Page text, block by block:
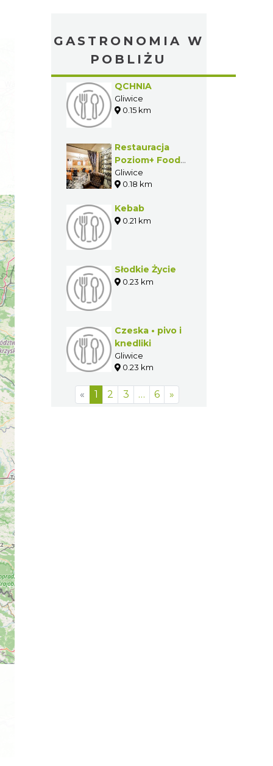
GASTRONOMIA W
POBLIŻU
QCHNIA
Gliwice
0.15 km
Restauracja
Poziom+ Food
& Wine (Hotel
Diament Plaza
Gliwice
0.18 km
Kebab
0.21 km
Słodkie Życie
0.23 km
Czeska • pivo i
knedliki
Gliwice
0.23 km
« 1 2 3 … 6 »